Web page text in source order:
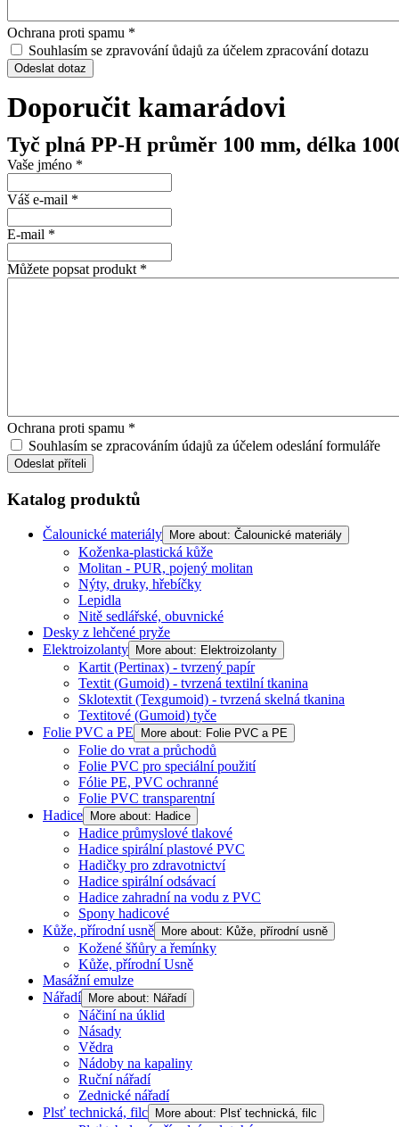
Ochrana proti spamu *
Souhlasím se zpravování ůdajů za účelem zpracování dotazu
Odeslat dotaz
Doporučit kamarádovi
Tyč plná PP-H průměr 100 mm, délka
Vaše jméno *
Váš e-mail *
E-mail *
Můžete popsat produkt *
Ochrana proti spamu *
Souhlasím se zpracováním údajů za účelem odeslání formuláře
Odeslat příteli
Katalog produktů
Čalounické materiály More about: Čalounické materiály
Koženka-plastická kůže
Molitan - PUR, pojený molitan
Nýty, druky, hřebíčky
Lepidla
Nitě sedlářské, obuvnické
Desky z lehčené pryže
Elektroizolanty
More about: Elektroizolanty
Kartit (Pertinax) - tvrzený papír
Textit (Gumoid) - tvrzená textilní tkanina
Sklotextit (Texgumoid) - tvrzená skelná tkanina
Textitové (Gumoid) tyče
Folie PVC a PE
More about: Folie PVC a PE
Folie do vrat a průchodů
Folie PVC pro speciální použití
Fólie PE, PVC ochranné
Folie PVC transparentní
Hadice
More about: Hadice
Hadice průmyslové tlakové
Hadice spirální plastové PVC
Hadičky pro zdravotnictví
Hadice spirální odsávací
Hadice zahradní na vodu z PVC
Spony hadicové
Kůže, přírodní usně
More about: Kůže, přírodní usně
Kožené šňůry a řemínky
Kůže, přírodní Usně
Masážní emulze
Nářadí
More about: Nářadí
Náčiní na úklid
Násady
Vědra
Nádoby na kapaliny
Ruční nářadí
Zednické nářadí
Plsť technická, filc
More about: Plsť technická, filc